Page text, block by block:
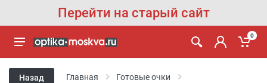
Перейти на старый сайт
0
Назад Главная Готовые очки